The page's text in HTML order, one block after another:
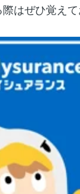
はぜひ覚えて